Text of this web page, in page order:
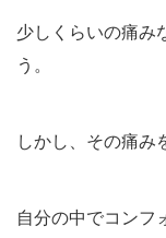
少しくらいの痛み
う。
しかし、その痛み
自分の中でコンフ